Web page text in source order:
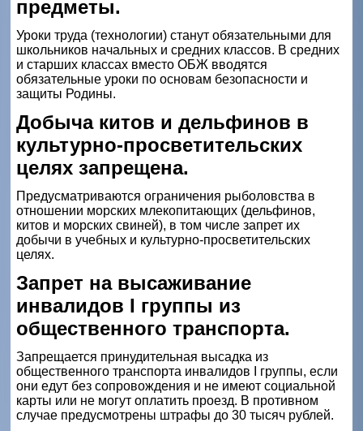
предметы.
Уроки труда (технологии) станут обязательными для
школьников начальных и средних классов. В средних
и старших классах вместо ОБЖ вводятся
обязательные уроки по основам безопасности и
защиты Родины.
Добыча китов и дельфинов в
культурно-просветительских
целях запрещена.
Предусматриваются ограничения рыболовства в
отношении морских млекопитающих (дельфинов,
китов и морских свиней), в том числе запрет их
добычи в учебных и культурно­-просветительских
целях.
Запрет на высаживание
инвалидов I группы из
общественного транспорта.
Запрещается принудительная высадка из
общественного транспорта инвалидов I группы, если
они едут без сопровождения и не имеют социальной
карты или не могут оплатить проезд. В противном
случае предусмотрены штрафы до 30 тысяч рублей.